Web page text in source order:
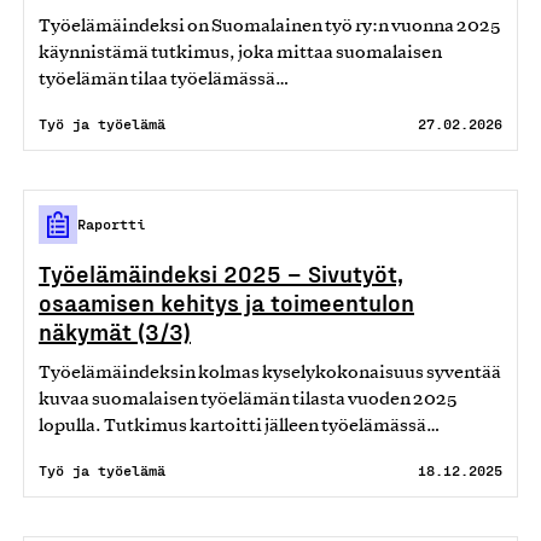
Työelämäindeksi on Suomalainen työ ry:n vuonna 2025
käynnistämä tutkimus, joka mittaa suomalaisen
työelämän tilaa työelämässä…
Työ ja työelämä 27.02.2026
Raportti
Työelämäindeksi 2025 – Sivutyöt,
osaamisen kehitys ja toimeentulon
näkymät (3/3)
Työelämäindeksin kolmas kyselykokonaisuus syventää
kuvaa suomalaisen työelämän tilasta vuoden 2025
lopulla. Tutkimus kartoitti jälleen työelämässä…
Työ ja työelämä 18.12.2025